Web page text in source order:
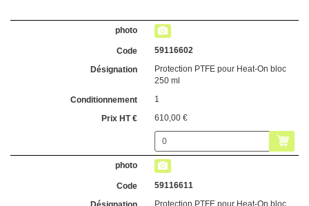
59116602
Protection PTFE pour Heat-On bloc
250 ml
1
610,00 €
59116611
Protection PTFE pour Heat-On bloc